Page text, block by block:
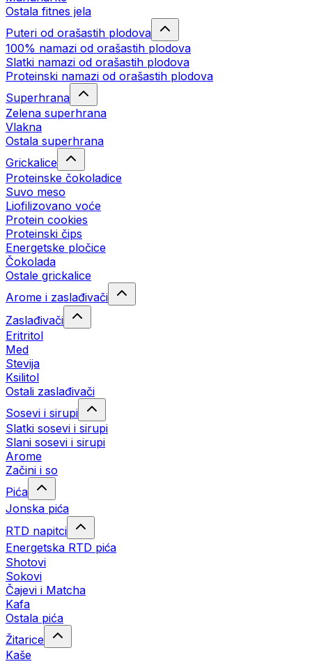
Ostala fitnes jela
Puteri od orašastih plodova
100% namazi od orašastih plodova
Slatki namazi od orašastih plodova
Proteinski namazi od orašastih plodova
Superhrana
Zelena superhrana
Vlakna
Ostala superhrana
Grickalice
Proteinske čokoladice
Suvo meso
Liofilizovano voće
Protein cookies
Proteinski čips
Energetske pločice
Čokolada
Ostale grickalice
Arome i zaslađivači
Zaslađivači
Eritritol
Med
Stevija
Ksilitol
Ostali zaslađivači
Sosevi i sirupi
Slatki sosevi i sirupi
Slani sosevi i sirupi
Arome
Začini i so
Pića
Jonska pića
RTD napitci
Energetska RTD pića
Shotovi
Sokovi
Čajevi i Matcha
Kafa
Ostala pića
Žitarice
Kaše